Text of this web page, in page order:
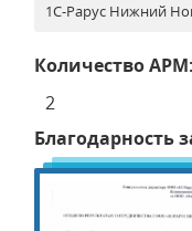
1С-Рарус Нижний
Количество АРМ:
2
Благодарность